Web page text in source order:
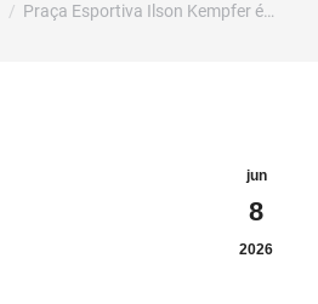
Praça Esportiva Ilson Kempfer é…
jun
8
2026